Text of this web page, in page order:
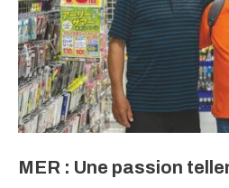
MER : Une passion